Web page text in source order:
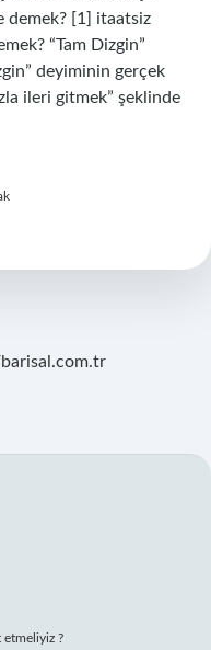
demek? [1] itaatsiz
“Tam Dizgin”
deyiminin gerçek
ileri gitmek” şeklinde
etmeliyiz ?